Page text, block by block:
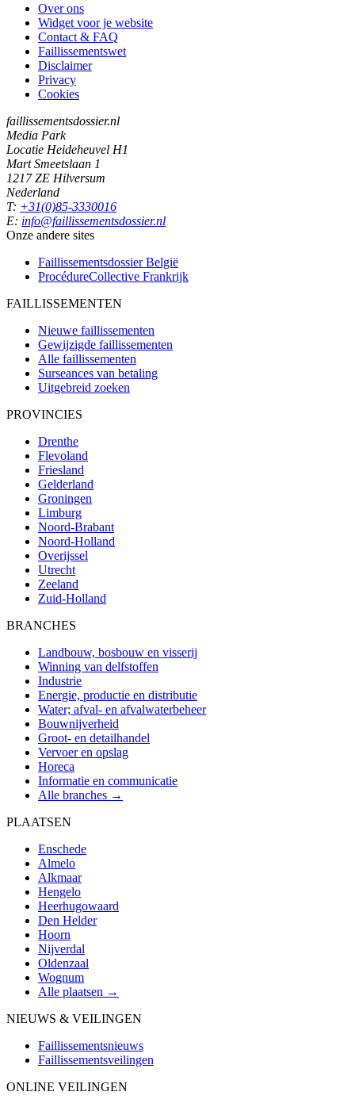
Over ons
Widget voor je website
Contact & FAQ
Faillissementswet
Disclaimer
Privacy
Cookies
faillissementsdossier.nl
Media Park
Locatie Heideheuvel H1
Mart Smeetslaan 1
1217 ZE Hilversum
Nederland
T: +31(0)85-3330016
E: info@faillissementsdossier.nl
Onze andere sites
Faillissementsdossier België
ProcédureCollective Frankrijk
FAILLISSEMENTEN
Nieuwe faillissementen
Gewijzigde faillissementen
Alle faillissementen
Surseances van betaling
Uitgebreid zoeken
PROVINCIES
Drenthe
Flevoland
Friesland
Gelderland
Groningen
Limburg
Noord-Brabant
Noord-Holland
Overijssel
Utrecht
Zeeland
Zuid-Holland
BRANCHES
Landbouw, bosbouw en visserij
Winning van delfstoffen
Industrie
Energie, productie en distributie
Water; afval- en afvalwaterbeheer
Bouwnijverheid
Groot- en detailhandel
Vervoer en opslag
Horeca
Informatie en communicatie
Alle branches →
PLAATSEN
Enschede
Almelo
Alkmaar
Hengelo
Heerhugowaard
Den Helder
Hoorn
Nijverdal
Oldenzaal
Wognum
Alle plaatsen →
NIEUWS & VEILINGEN
Faillissementsnieuws
Faillissementsveilingen
ONLINE VEILINGEN